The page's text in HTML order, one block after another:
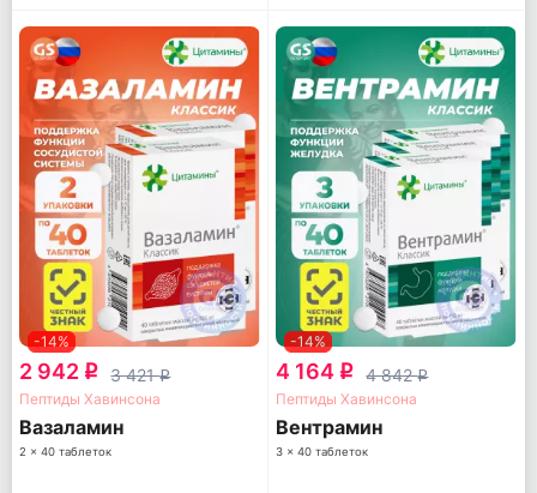
-14%
2 942 q 3 421q
Пептиды Хавинсона
Вазаламин
2 x 40 таблеток
-14%
4 164 q 4 842q
Пептиды Хавинсона
Вентрамин
3 x 40 таблеток